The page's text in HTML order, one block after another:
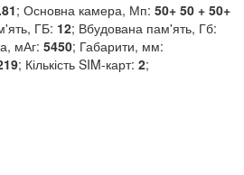
; Основна камера, Мп: 50+ 50 + 50+
ГБ: 12; Вбудована пам'ять, Гб:
мАг: 5450; Габарити, мм:
; Кількість SIM-карт: 2;